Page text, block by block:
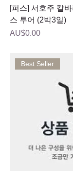
[퍼스] 서호주 칼
스 투어 (2박3일)
가격
AU$0.00
Best Seller